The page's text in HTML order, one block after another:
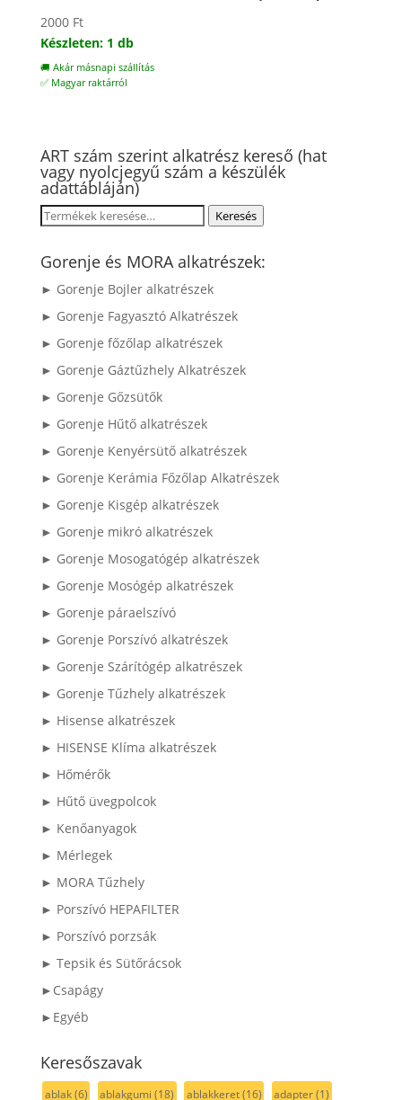
2000 Ft
Készleten: 1 db
🚚 Akár másnapi szállítás
✅ Magyar raktárról
ART szám szerint alkatrész kereső (hat
vagy nyolcjegyű szám a készülék
adattábláján)
Keresés
következőre:
Keresés
Gorenje és MORA alkatrészek:
► Gorenje Bojler alkatrészek
► Gorenje Fagyasztó Alkatrészek
► Gorenje főzőlap alkatrészek
► Gorenje Gáztűzhely Alkatrészek
► Gorenje Gőzsütők
► Gorenje Hűtő alkatrészek
► Gorenje Kenyérsütő alkatrészek
► Gorenje Kerámia Főzőlap Alkatrészek
► Gorenje Kisgép alkatrészek
► Gorenje mikró alkatrészek
► Gorenje Mosogatógép alkatrészek
► Gorenje Mosógép alkatrészek
► Gorenje páraelszívó
► Gorenje Porszívó alkatrészek
► Gorenje Szárítógép alkatrészek
► Gorenje Tűzhely alkatrészek
► Hisense alkatrészek
► HISENSE Klíma alkatrészek
► Hőmérők
► Hűtő üvegpolcok
► Kenőanyagok
► Mérlegek
► MORA Tűzhely
► Porszívó HEPAFILTER
► Porszívó porzsák
► Tepsik és Sütőrácsok
►Csapágy
►Egyéb
Keresőszavak
ablak(6) ablakgumi (18) ablakkeret(16) adapter(1)